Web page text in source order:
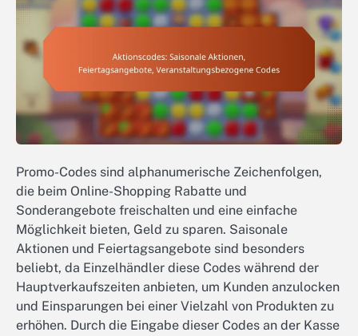
Promo-Codes sind alphanumerische Zeichenfolgen,
die beim Online-Shopping Rabatte und
Sonderangebote freischalten und eine einfache
Möglichkeit bieten, Geld zu sparen. Saisonale
Aktionen und Feiertagsangebote sind besonders
beliebt, da Einzelhändler diese Codes während der
Hauptverkaufszeiten anbieten, um Kunden anzulocken
und Einsparungen bei einer Vielzahl von Produkten zu
erhöhen. Durch die Eingabe dieser Codes an der Kasse